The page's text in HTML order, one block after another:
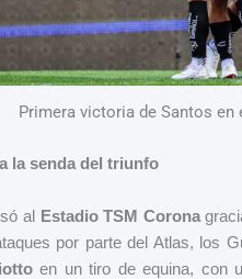
Primera victoria de Santos en
la senda del triunfo
al Estadio TSM Corona
por parte del Atlas, los
en un tiro de equina, con